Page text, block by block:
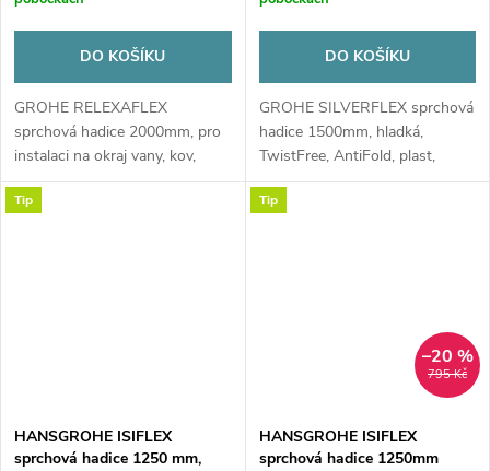
DO KOŠÍKU
GROHE RELEXAFLEX
sprchová hadice 2000mm, pro
instalaci na okraj vany, kov,
chrom
DO KOŠÍKU
GROHE SILVERFLEX sprchová
hadice 1500mm, hladká,
TwistFree, AntiFold, plast,
chrom
Tip
HANSGROHE ISIFLEX
sprchová hadice 1250 mm,
Tip
795 Kč
–20 %
HANSGROHE ISIFLEX
sprchová hadice 1250mm